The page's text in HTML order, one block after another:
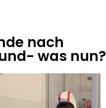
nach
was nun?